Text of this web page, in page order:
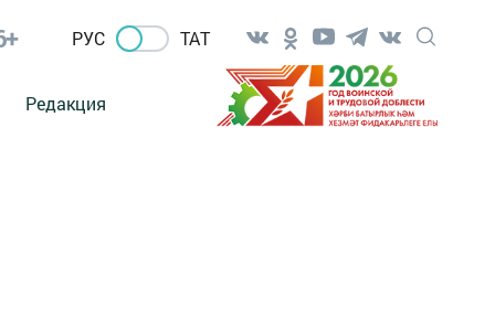
РУС ТАТ
Редакция